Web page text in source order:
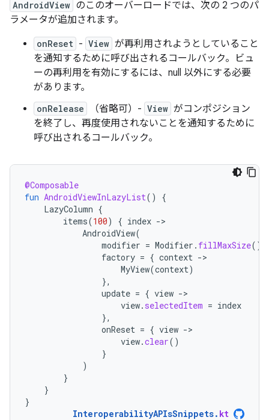
AndroidView のこのオーバーロードでは、次の 2 つのパ
ラメータが追加されます。
onReset - View が再利用されようとしていること
を通知するために呼び出されるコールバック。ビュ
ーの再利用を有効にするには、null 以外にする必要
があります。
onRelease （省略可）- View がコンポジション
を終了し、再度使用されないことを通知するために
呼び出されるコールバック。
@Composable
fun AndroidViewInLazyList()
{
LazyColumn {
items(100) { index -
AndroidView(
modifier = Modifier . fillMaxSize(),
factory = { context -
MyView(context)
},
update = { view -
view. selectedItem = index
},
onReset = { view -
view.clear()
}
)
}
}
}
InteroperabilityAPIsSnippets. kt